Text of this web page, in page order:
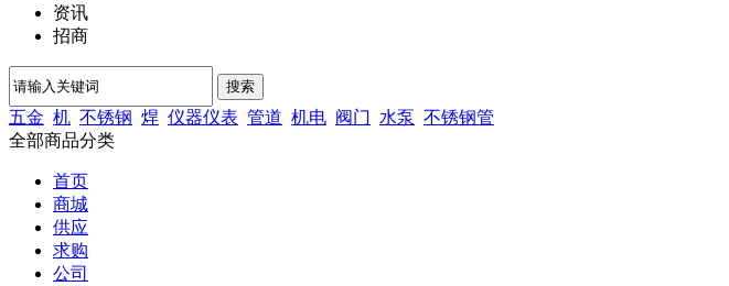
资讯
招商
搜索
五金 机 不锈钢 焊 仪器仪表 管道 机电 阀门 水泵 不锈钢管
全部商品分类
首页
商城
供应
求购
公司